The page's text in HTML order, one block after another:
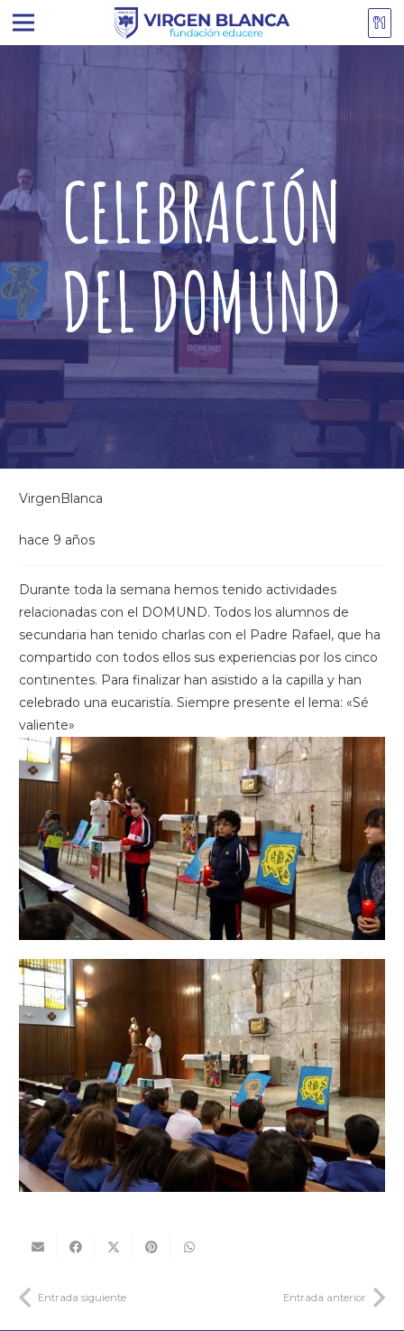
CELEBRACIÓN
DEL DOMUND
VirgenBlanca
hace 9 años
Durante toda la semana hemos tenido actividades
relacionadas con el DOMUND. Todos los alumnos de
secundaria han tenido charlas con el Padre Rafael, que ha
compartido con todos ellos sus experiencias por los cinco
continentes. Para finalizar han asistido a la capilla y han
celebrado una eucaristía. Siempre presente el lema: «Sé
valiente»
Entrada siguiente Entrada anterior